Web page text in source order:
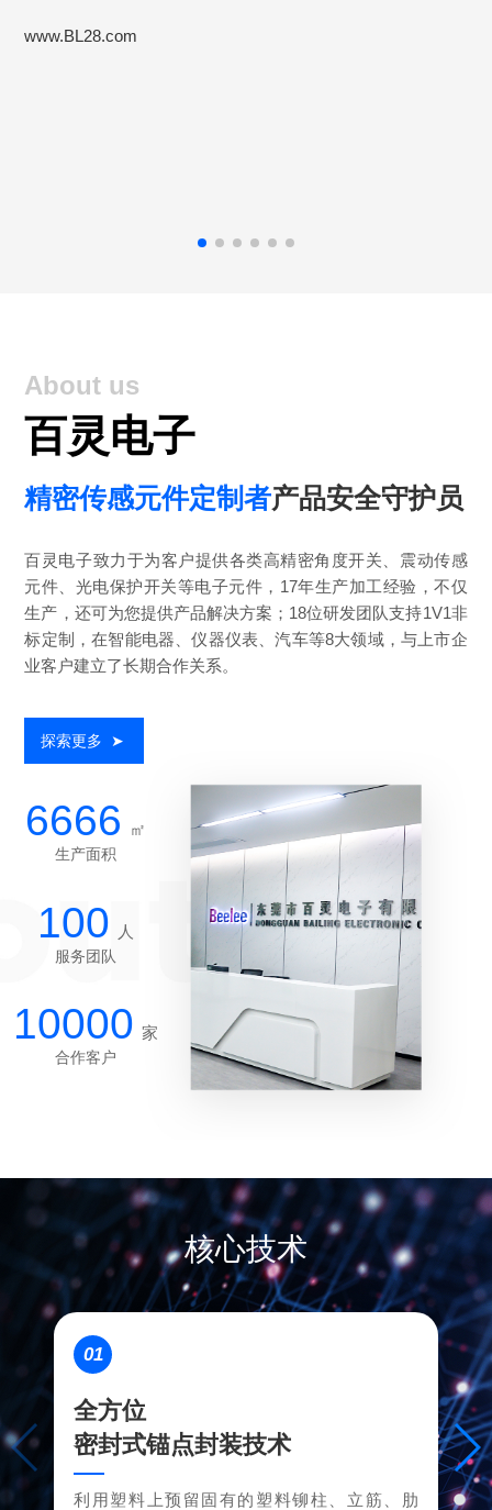
www.BL28.com
About us
百灵电子
精密传感元件定制者产品安全守护员
百灵电子致力于为客户提供各类高精密角度开关、震动传感
元件、光电保护开关等电子元件，17年生产加工经验，不仅
生产，还可为您提供产品解决方案；18位研发团队支持1V1非
标定制，在智能电器、仪器仪表、汽车等8大领域，与上市企
业客户建立了长期合作关系。
探索更多 ➤
6666 ㎡
生产面积
100 人
服务团队
10000 家
合作客户
核心技术
01
全方位
密封式锚点封装技术
利用塑料上预留固有的塑料铆柱、立筋、肋